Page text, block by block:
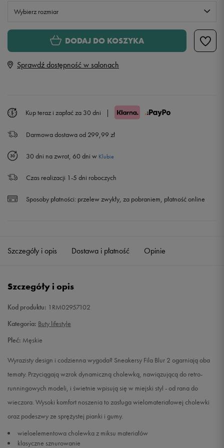
Wybierz rozmiar
Rozmiary EU
25,5 cm
42,5 27,5 cm Powiadom o dostępności
43 28 cm
44,5 29 cm
DODAJ DO KOSZYKA
Sprawdź dostępność w salonach
Kup teraz i zapłać za 30 dni |
Darmowa dostawa od 299,99 zł
30 dni na zwrot, 60 dni w Klubie
Czas realizacji 1-5 dni roboczych
Sposoby płatności: przelew zwykły, za pobraniem, płatność online
Szczegóły i opis Dostawa i płatność Opinie
Szczegóły i opis
Kod produktu: 1RM02957102
Kategoria: Buty lifestyle
Płeć: Męskie
Wyrazisty design i codzienna wygoda? Sneakersy Fila Blur 2 ogarniają oba
tematy. Przyciągają wzrok dynamiczną cholewką, nawiązującą do retro-
runningowych modeli, i świetnie wpisują się w miejski styl - od rana do
wieczora. Wysoki komfort noszenia to zasługa wielomateriałowej cholewki
oraz podeszwy ze sprężystej pianki i gumy.
wieloelementowa cholewka z miksu materiałów
klasyczne sznurowanie